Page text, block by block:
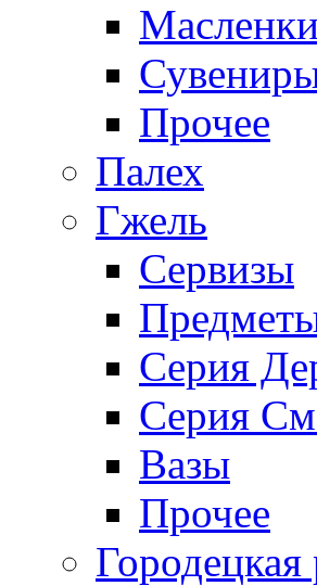
Прочее
Палех
Гжель
Сервизы
Серия
Серия
Вазы
Прочее
Городецкая